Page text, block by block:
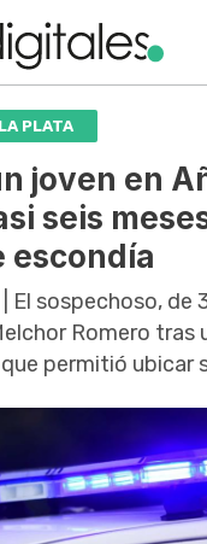
PLATA
joven en
seis
escondía
| El sospechoso, de
Romero tras
permitió ubicar